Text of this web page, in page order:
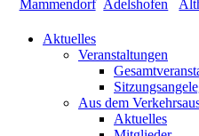
Aktuelles
Veranstaltungen
Aus dem
Aktuelles